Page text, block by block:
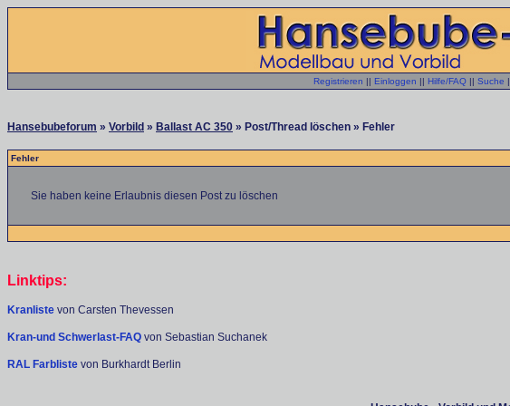
Registrieren || Einloggen || Hilfe/FAQ || Suche
Hansebubeforum » Vorbild » Ballast AC 350 » Post/Thread löschen » Fehler
Fehler
Sie haben keine Erlaubnis diesen Post zu löschen
Linktips:
Kranliste von Carsten Thevessen
Kran-und Schwerlast-FAQ von Sebastian Suchanek
RAL Farbliste von Burkhardt Berlin